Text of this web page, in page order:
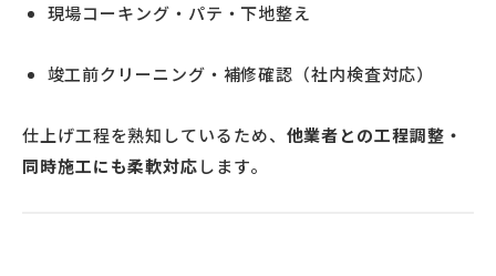
現場コーキング・パテ・下地整え
竣工前クリーニング・補修確認（社内検査対応）
仕上げ工程を熟知しているため、 他業者との工程調整・
同時施工にも柔軟対応します。